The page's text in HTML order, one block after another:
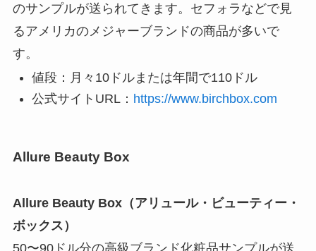
のサンプルが送られてきます。セフォラなどで見
るアメリカのメジャーブランドの商品が多いで
す。
値段：月々10ドルまたは年間で110ドル
公式サイトURL： https://www.birchbox.com
Allure Beauty Box
Allure Beauty Box（アリュール・ビューティー・
ボックス）
50〜90ドル分の高級ブランド化粧品サンプルが送